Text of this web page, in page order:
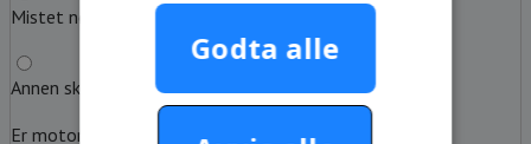
Mistet nøkkel
Annen skadeårsak
Er motoren i gang?
Godta alle